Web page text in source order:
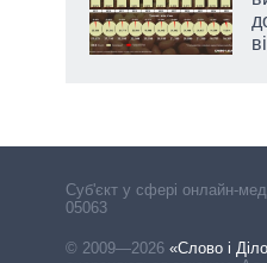
Cуб'єкт у сфері онлайн-
05063
© 2009—2026 «Слово і